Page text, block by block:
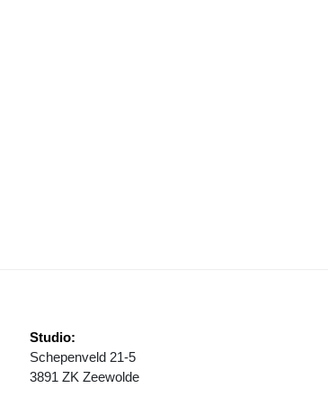
KRIJGT TWEEDE LEVEN
Studio:
Schepenveld 21-5
3891 ZK Zeewolde